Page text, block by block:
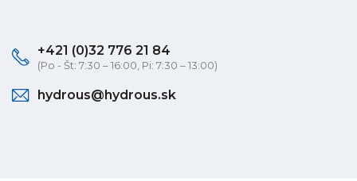
+421 (0)32 776 21 84
(Po - Št: 7:30 – 16:00, Pi: 7:30 – 13:00)
hydrous@hydrous.sk